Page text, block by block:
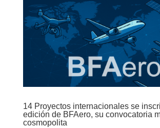
14 Proyectos internacionales se
edición de BFAero, su convocatoria
cosmopolita